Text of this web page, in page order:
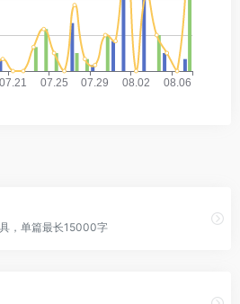
，单篇最长15000字